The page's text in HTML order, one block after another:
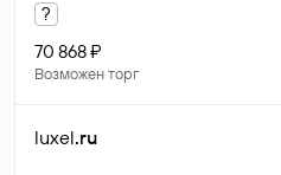
?
70 868 ₽
Возможен торг
luxel.ru